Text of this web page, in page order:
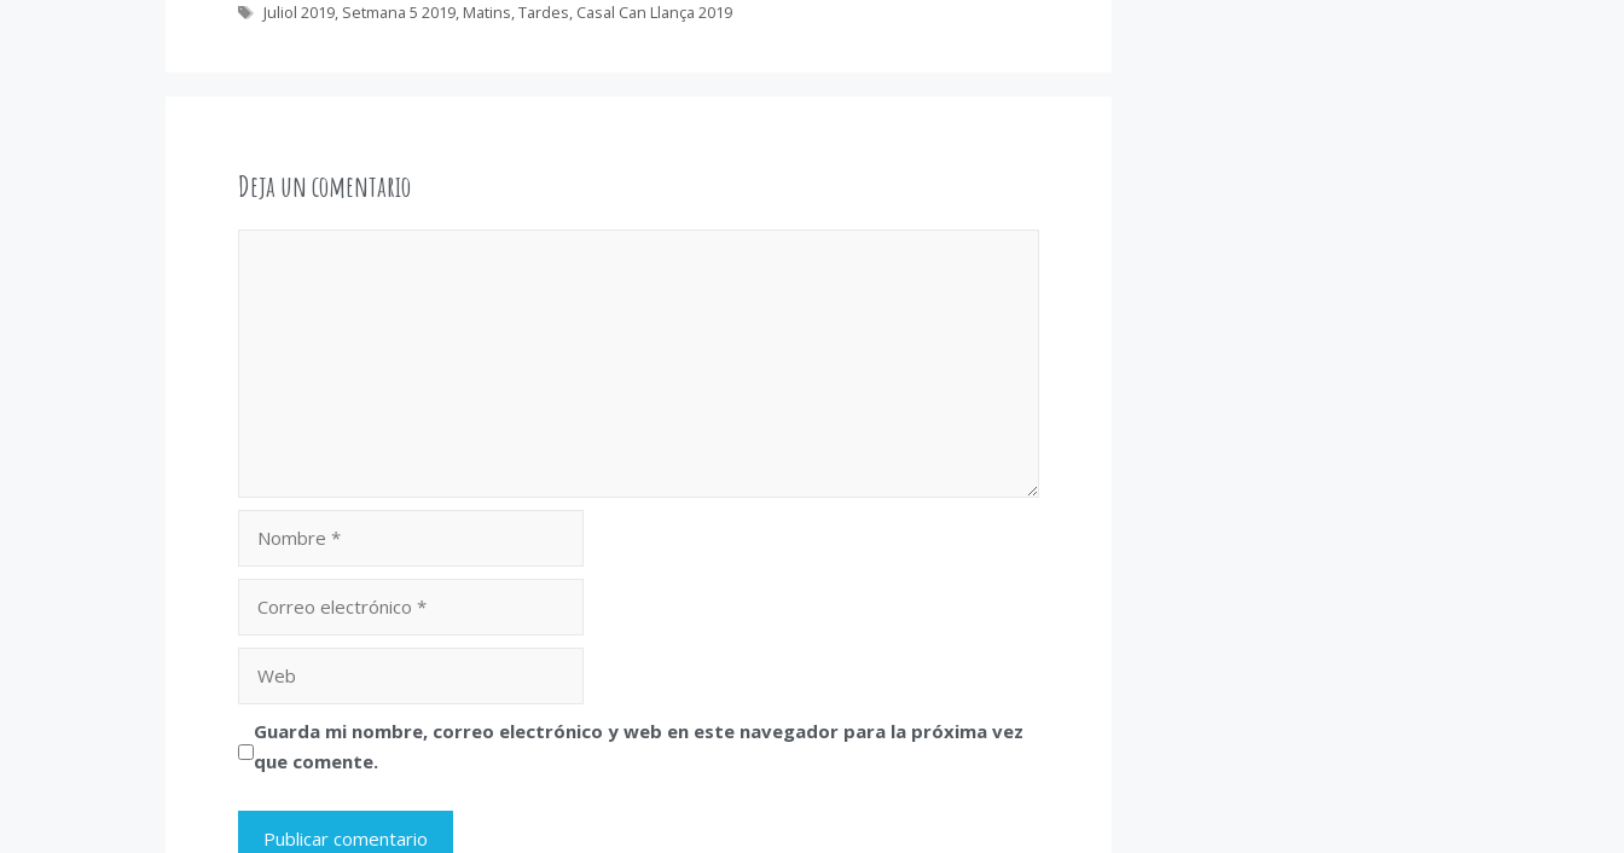
Etiquetas
Juliol 2019, Setmana 5 2019, Matins,Tardes, Casal Can Llança 2019
Deja un comentario
Guarda mi nombre, correo electrónico y web en este navegador para la próxima vez
que comente.